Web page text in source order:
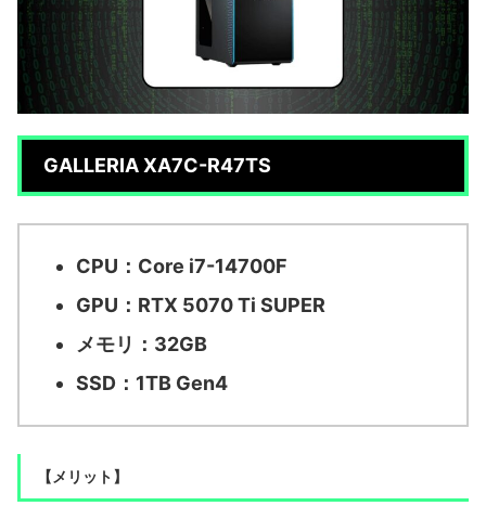
GALLERIA XA7C-R47TS
CPU：Core i7-14700F
GPU：RTX 5070 Ti SUPER
メモリ：32GB
SSD：1TB Gen4
【メリット】